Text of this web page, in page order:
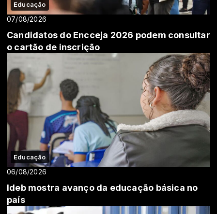
Educação
07/08/2026
Candidatos do Encceja 2026 podem consultar
o cartão de inscrição
Educação
06/08/2026
Ideb mostra avanço da educação básica no
país